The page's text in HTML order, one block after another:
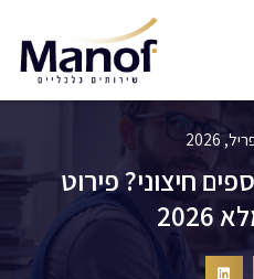
חיצוני? פירוט